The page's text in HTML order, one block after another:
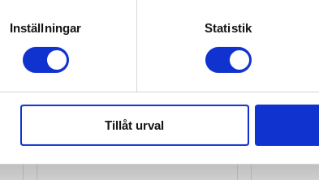
Inställningar Statistik
Tillåt urval